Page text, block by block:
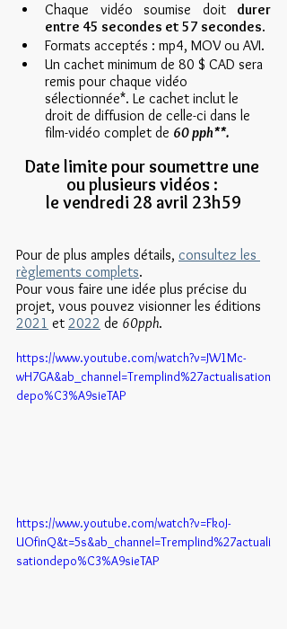
Chaque vidéo soumise doit durer
entre 45 secondes et 57 secondes.
Formats acceptés : mp4, MOV ou AVI.
Un cachet minimum de 80 $ CAD sera
remis pour chaque vidéo
sélectionnée*. Le cachet inclut le
droit de diffusion de celle-ci dans le
film-vidéo complet de 60 pph**.
Date limite pour soumettre une
ou plusieurs vidéos :
le vendredi 28 avril 23h59
Pour de plus amples détails, consultez les
règlements complets.
Pour vous faire une idée plus précise du
projet, vous pouvez visionner les éditions
2021 et 2022 de 60pph.
https://www.youtube.com/watch?v=JW1Mc-
wH7GA&ab_channel=Tremplind%27actualisation
depo%C3%A9sieTAP
https://www.youtube.com/watch?v=FkoJ-
UOfinQ&t=5s&ab_channel=Tremplind%27actuali
sationdepo%C3%A9sieTAP